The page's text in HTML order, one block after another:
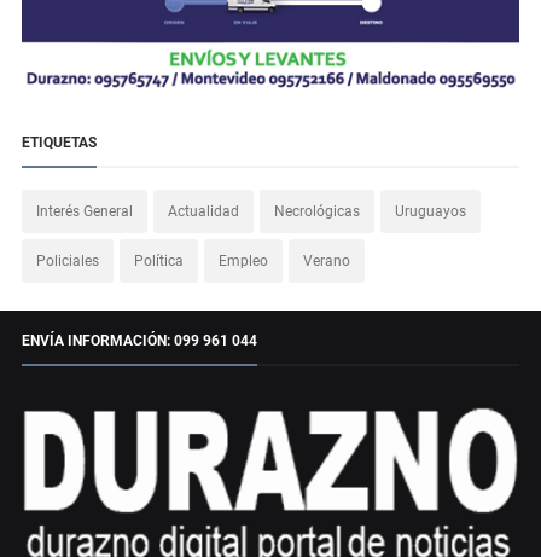
ETIQUETAS
Interés General Actualidad Necrológicas Uruguayos
Policiales Política Empleo Verano
ENVÍA INFORMACIÓN: 099 961 044